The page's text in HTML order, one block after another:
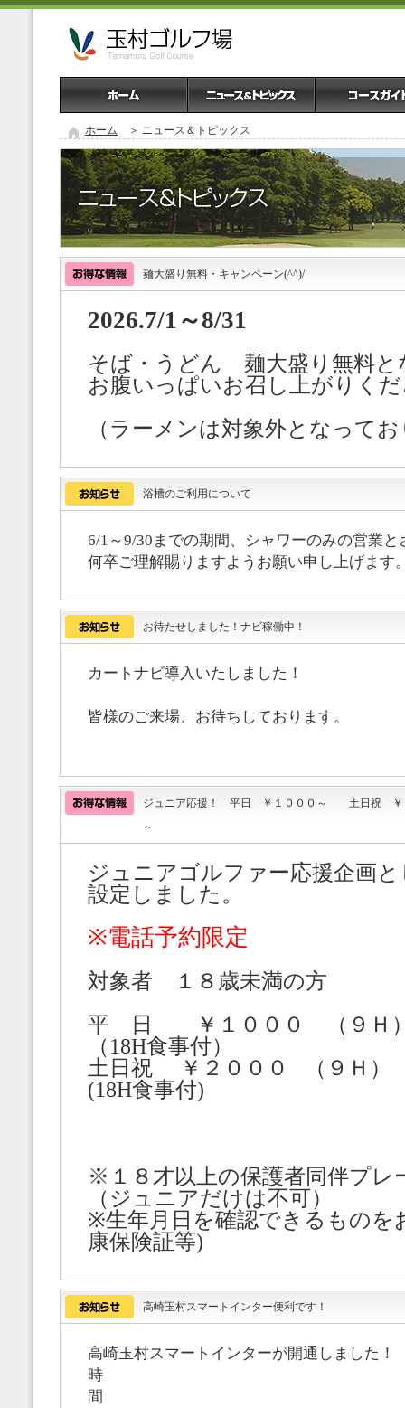
ホーム ＞ ニュース＆トピックス
麺大盛り無料・キャンペーン(^^)/
2026.7/1～8/31
そば・うどん 麺大盛り無料と
お腹いっぱいお召し上がりく
（ラーメンは対象外となって
浴槽のご利用について
6/1～9/30までの期間、シャワーのみの営業
何卒ご理解賜りますようお願い申し上げます
お待たせしました！ナビ稼働中！
カートナビ導入いたしました！
皆様のご来場、お待ちしております。
ジュニア応援！ 平日 ￥１０００～ 土日祝 ￥
～
ジュニアゴルファー応援企画
設定しました。
※電話予約限定
対象者 １８歳未満の方
平 日 ￥１０００ （９Ｈ
（18H食事付）
土日祝 ￥２０００
（９Ｈ）
(18H食事付)
※１８才以上の保護者同伴プレ
（ジュニアだけは不可）
※生年月日を確認できるものを
康保険証等)
高崎玉村スマートインター便利です！
高崎玉村スマートインターが開通しました
時